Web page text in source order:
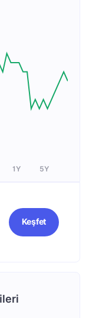
1Y 5Y
Keşfet